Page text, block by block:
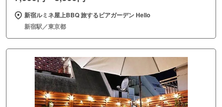
新宿ルミネ屋上BBQ 旅するビアガーデン Hello
新宿駅／東京都